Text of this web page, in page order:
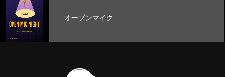
ンマイク